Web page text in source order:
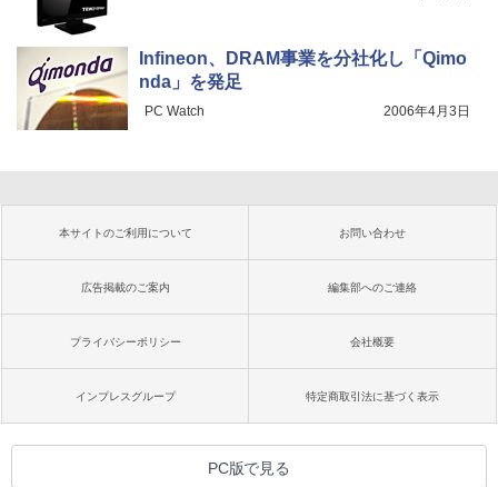
Infineon、DRAM事業を分社化し「Qimo
nda」を発足
PC Watch 2006年4月3日
本サイトのご利用について お問い合わせ
広告掲載のご案内 編集部へのご連絡
プライバシーポリシー 会社概要
インプレスグループ 特定商取引法に基づく表示
PC版で見る